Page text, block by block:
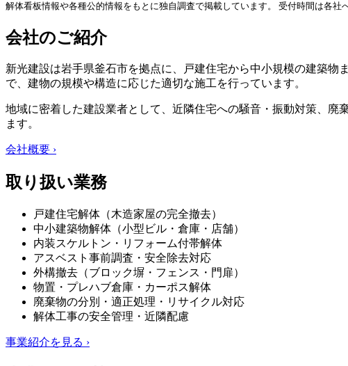
解体看板情報や各種公的情報をもとに独自調査で掲載しています。 受付時間は各社
会社のご紹介
新光建設は岩手県釜石市を拠点に、戸建住宅から中小規模の建築
で、建物の規模や構造に応じた適切な施工を行っています。
地域に密着した建設業者として、近隣住宅への騒音・振動対策、
ます。
会社概要 ›
取り扱い業務
戸建住宅解体（木造家屋の完全撤去）
中小建築物解体（小型ビル・倉庫・店舗）
内装スケルトン・リフォーム付帯解体
アスベスト事前調査・安全除去対応
外構撤去（ブロック塀・フェンス・門扉）
物置・プレハブ倉庫・カーポス解体
廃棄物の分別・適正処理・リサイクル対応
解体工事の安全管理・近隣配慮
事業紹介を見る ›